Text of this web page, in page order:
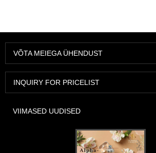
VÕTA MEIEGA ÜHENDUST
INQUIRY FOR PRICELIST
VIIMASED UUDISED